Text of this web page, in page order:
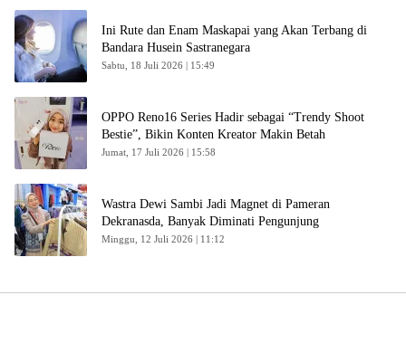
Ini Rute dan Enam Maskapai yang Akan Terbang di
Bandara Husein Sastranegara
Sabtu, 18 Juli 2026 | 15:49
OPPO Reno16 Series Hadir sebagai “Trendy Shoot
Bestie”, Bikin Konten Kreator Makin Betah
Jumat, 17 Juli 2026 | 15:58
Wastra Dewi Sambi Jadi Magnet di Pameran
Dekranasda, Banyak Diminati Pengunjung
Minggu, 12 Juli 2026 | 11:12